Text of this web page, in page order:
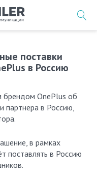
поставки
в Россию
партнера в Россию,
в рамках
поставлять в Россию